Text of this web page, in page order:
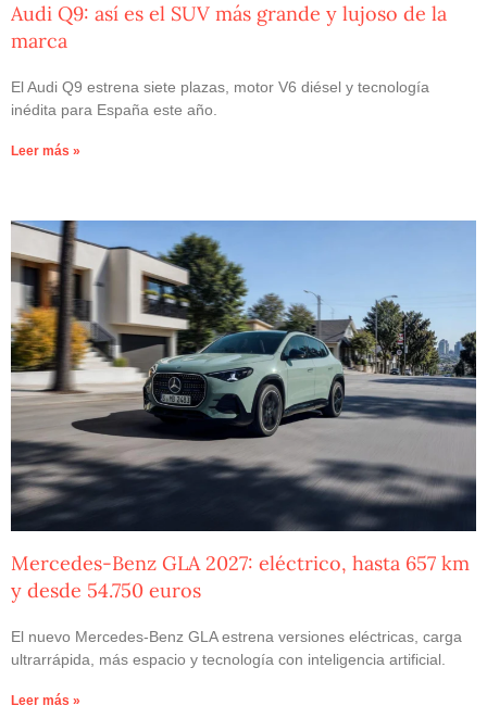
Audi Q9: así es el SUV más grande y lujoso de la
marca
El Audi Q9 estrena siete plazas, motor V6 diésel y tecnología
inédita para España este año.
Leer más »
Mercedes-Benz GLA 2027: eléctrico, hasta 657 km
y desde 54.750 euros
El nuevo Mercedes-Benz GLA estrena versiones eléctricas, carga
ultrarrápida, más espacio y tecnología con inteligencia artificial.
Leer más »